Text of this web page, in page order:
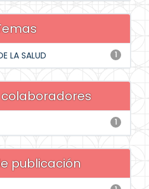
1
LA SALUD
1
publicación